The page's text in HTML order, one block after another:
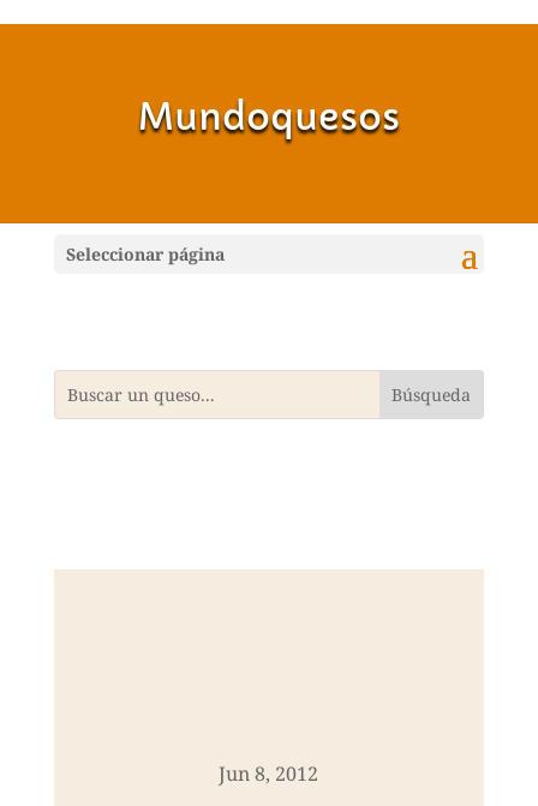
Mundoquesos
Seleccionar página
Jun 8, 2012